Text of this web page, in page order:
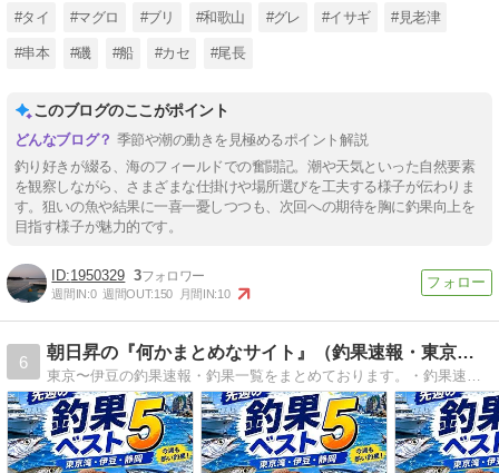
#タイ #マグロ #ブリ #和歌山 #グレ #イサギ #見老津
#串本 #磯 #船 #カセ #尾長
このブログのここがポイント
季節や潮の動きを見極めるポイント解説
釣り好きが綴る、海のフィールドでの奮闘記。潮や天気といった自然要素
を観察しながら、さまざまな仕掛けや場所選びを工夫する様子が伝わりま
す。狙いの魚や結果に一喜一憂しつつも、次回への期待を胸に釣果向上を
目指す様子が魅力的です。
1950329 3
週間IN:0 週間OUT:150 月間IN:10
6
朝日昇の『何かまとめなサイト』（釣果速報・東京〜伊豆）